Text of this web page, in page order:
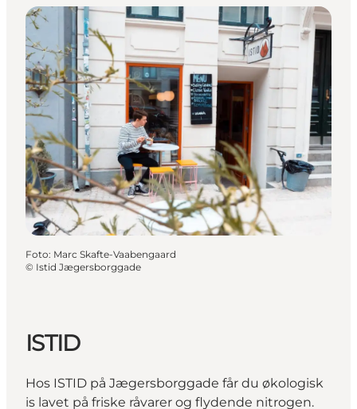
Foto: Marc Skafte-Vaabengaard
© Istid Jægersborggade
ISTID
Hos ISTID på Jægersborggade får du økologisk
is lavet på friske råvarer og flydende nitrogen.